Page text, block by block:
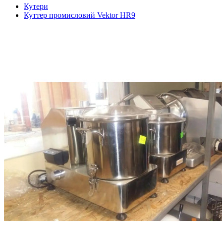
Кутери
Куттер промисловий Vektor HR9